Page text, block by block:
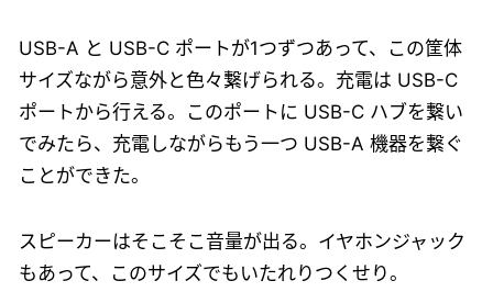
USB-A と USB-C ポートが1つずつあって、この筐体
サイズながら意外と色々繋げられる。充電は USB-C
ポートから行える。このポートに USB-C ハブを繋い
でみたら、充電しながらもう一つ USB-A 機器を繋ぐ
ことができた。
スピーカーはそこそこ音量が出る。イヤホンジャック
もあって、このサイズでもいたれりつくせり。